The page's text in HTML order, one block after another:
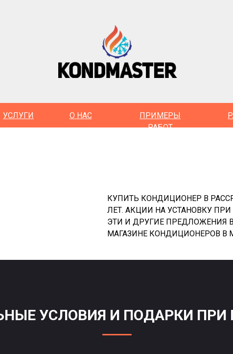
УСЛУГИ О НАС
ПРИМЕРЫ
РАБОТ
КУПИТЬ КОНДИЦИОНЕР В
ЛЕТ. АКЦИИ НА УСТАНОВКУ
ЭТИ И ДРУГИЕ ПРЕДЛОЖЕНИЯ
МАГАЗИНЕ КОНДИЦИОНЕРОВ В
УСЛОВИЯ И ПОДАРКИ ПРИ